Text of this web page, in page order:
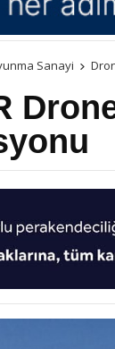
Sanayi